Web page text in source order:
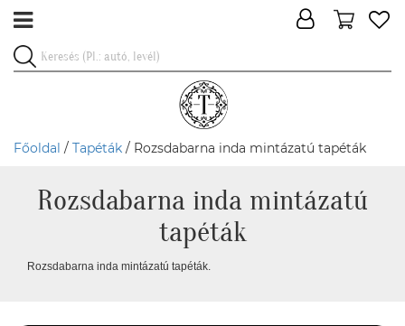
Főoldal / Tapéták / Rozsdabarna inda mintázatú tapéták
Rozsdabarna inda mintázatú
tapéták
Rozsdabarna inda mintázatú tapéták.